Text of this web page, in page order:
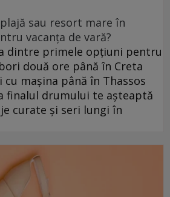
sau resort mare în
vacanța de vară?
dintre primele opțiuni pentru
două ore până în Creta
cu mașina până în Thassos
finalul drumului te așteaptă
curate și seri lungi în